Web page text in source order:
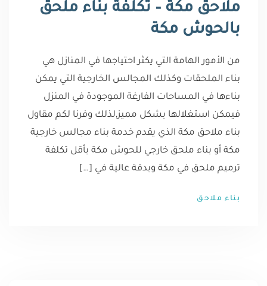
ملاحق مكة – تكلفة بناء ملحق
بالحوش مكة
من الأمور الهامة التي يكثر احتياجها في المنازل هي
بناء الملحقات وكذلك المجالس الخارجية التي يمكن
بناءها في المساحات الفارغة الموجودة في المنزل
فيمكن استغلالها بشكل مميز,لذلك وفرنا لكم مقاول
بناء ملاحق مكة الذي يقدم خدمة بناء مجالس خارجية
مكة أو بناء ملحق خارجي للحوش مكة بأقل تكلفة
ترميم ملحق في مكة وبدقة عالية في […]
بناء ملاحق